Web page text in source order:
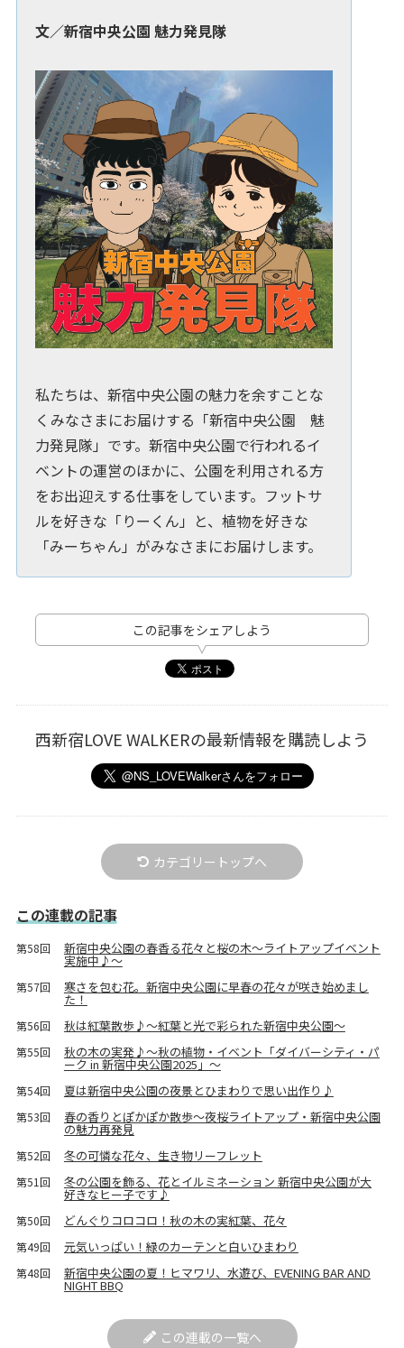
文／新宿中央公園 魅力発見隊
私たちは、新宿中央公園の魅力を余すことな
くみなさまにお届けする「新宿中央公園 魅
力発見隊」です。新宿中央公園で行われるイ
ベントの運営のほかに、公園を利用される方
をお出迎えする仕事をしています。フットサ
ルを好きな「りーくん」と、植物を好きな
「みーちゃん」がみなさまにお届けします。
この記事をシェアしよう
西新宿LOVE WALKERの最新情報を購読しよう
カテゴリートップへ
この連載の記事
第58回 新宿中央公園の春香る花々と桜の木～ライトアップイベント
実施中♪～
第57回 寒さを包む花。新宿中央公園に早春の花々が咲き始めまし
た！
第56回 秋は紅葉散歩♪～紅葉と光で彩られた新宿中央公園～
第55回 秋の木の実発♪～秋の植物・イベント「ダイバーシティ・パ
ーク in 新宿中央公園2025」～
第54回 夏は新宿中央公園の夜景とひまわりで思い出作り♪
第53回 春の香りとぽかぽか散歩～夜桜ライトアップ・新宿中央公園
の魅力再発見
第52回 冬の可憐な花々、生き物リーフレット
第51回 冬の公園を飾る、花とイルミネーション 新宿中央公園が大
好きなヒー子です♪
第50回 どんぐりコロコロ！秋の木の実紅葉、花々
第49回 元気いっぱい！緑のカーテンと白いひまわり
第48回 新宿中央公園の夏！ヒマワリ、水遊び、EVENING BAR AND
NIGHT BBQ
この連載の一覧へ